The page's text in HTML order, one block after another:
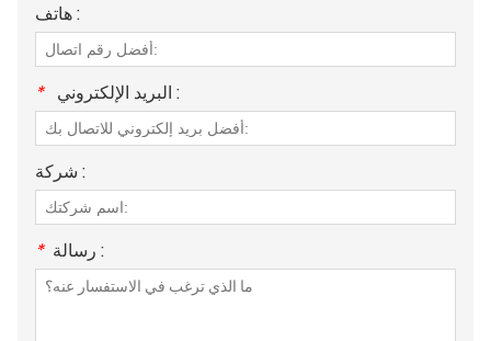
هاتف :
* البريد الإلكتروني :
شركة :
* رسالة :